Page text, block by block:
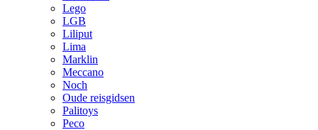
Lego
LGB
Liliput
Lima
Marklin
Meccano
Noch
Oude reisgidsen
Palitoys
Peco